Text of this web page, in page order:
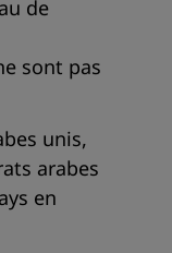
de
sont pas
unis,
arabes
en